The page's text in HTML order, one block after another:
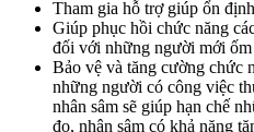
Tham gia hỗ trợ giúp ổn
Giúp phục hồi chức năng
đối với những người mới ốm
Bảo vệ và tăng cường chức
những người có công việc
nhân sâm sẽ giúp hạn chế
đo, nhân sâm có khả năng